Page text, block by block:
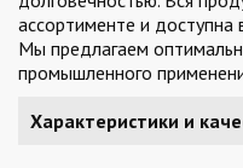
ассортименте и доступна
Мы предлагаем
промышленного
Характеристики и